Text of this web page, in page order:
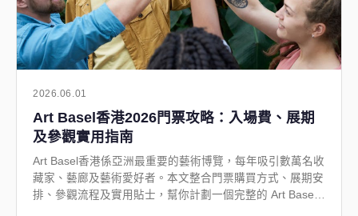
2026.06.01
Art Basel香港2026門票攻略：入場費、展期
及參觀實用指南
Art Basel香港係亞洲最重要的藝術博覽，每年吸引數萬名收
藏家、藝廊及藝術愛好者。本文整合門票購買方式、展期安
排、參觀流程及實用貼士，幫你計劃一個完整的 Art Basel